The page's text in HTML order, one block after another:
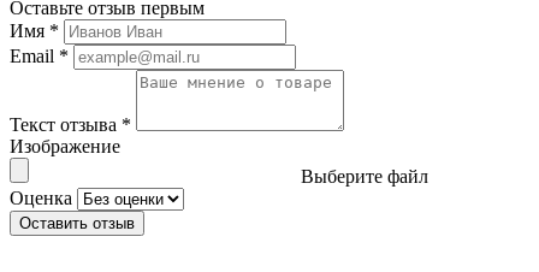
Оставьте отзыв первым
Имя *
Email *
Текст отзыва *
Изображение
Выберите файл
Оценка
Оставить отзыв